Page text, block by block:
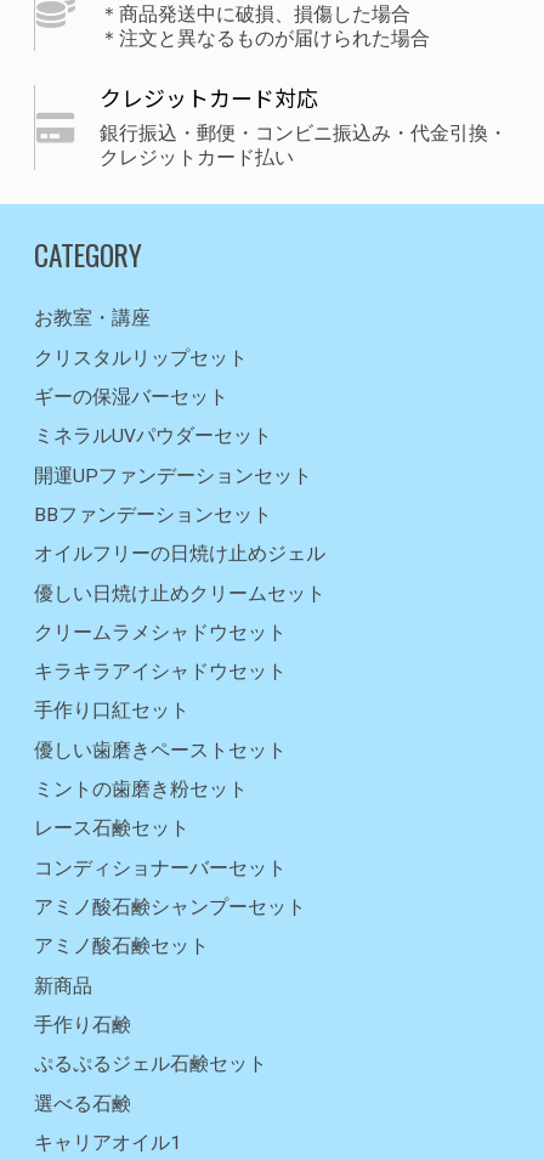
＊商品発送中に破損、損傷した場合
＊注文と異なるものが届けられた場合
クレジットカード対応
銀行振込・郵便・コンビニ振込み・代金引換・
クレジットカード払い
CATEGORY
お教室・講座
クリスタルリップセット
ギーの保湿バーセット
ミネラルUVパウダーセット
開運UPファンデーションセット
BBファンデーションセット
オイルフリーの日焼け止めジェル
優しい日焼け止めクリームセット
クリームラメシャドウセット
キラキラアイシャドウセット
手作り口紅セット
優しい歯磨きペーストセット
ミントの歯磨き粉セット
レース石鹸セット
コンディショナーバーセット
アミノ酸石鹸シャンプーセット
アミノ酸石鹸セット
新商品
手作り石鹸
ぷるぷるジェル石鹸セット
選べる石鹸
キャリアオイル1